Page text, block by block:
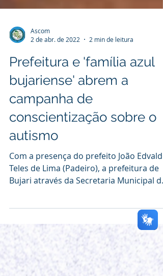
2 de abr. de 2022
Prefeitura e 'família azul
bujariense' abrem a
campanha de
conscientização sobre o
autismo
Com a presença do prefeito João Edvaldo
Teles de Lima (Padeiro), a prefeitura de
Assistência...